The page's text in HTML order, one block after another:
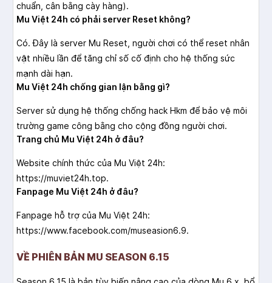
chuẩn, cân bằng cày hàng).
Mu Việt 24h có phải server Reset không?
Có. Đây là server Mu Reset, người chơi có thể reset nhân
vật nhiều lần để tăng chỉ số cố định cho hệ thống sức
mạnh dài hạn.
Mu Việt 24h chống gian lận bằng gì?
Server sử dụng hệ thống chống hack Hkm để bảo vệ môi
trường game công bằng cho cộng đồng người chơi.
Trang chủ Mu Việt 24h ở đâu?
Website chính thức của Mu Việt 24h:
https://muviet24h.top.
Fanpage Mu Việt 24h ở đâu?
Fanpage hỗ trợ của Mu Việt 24h:
https://www.facebook.com/museasion6.9.
VỀ PHIÊN BẢN MU SEASON 6.15